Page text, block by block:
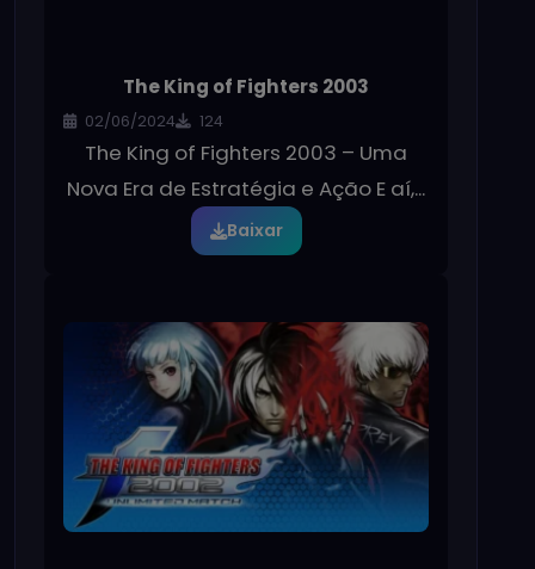
The King of Fighters 2003
02/06/2024 124
The King of Fighters 2003 – Uma
Nova Era de Estratégia e Ação E aí,...
Baixar